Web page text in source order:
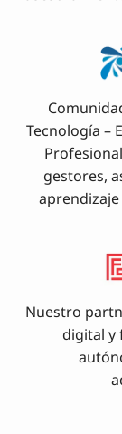
Tecnología –
gestores,
Nuestro
digital y